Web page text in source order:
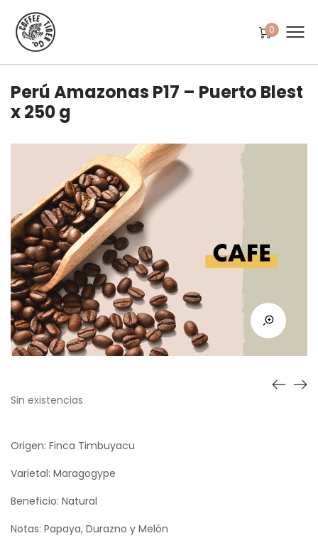
0
Perú Amazonas P17 – Puerto Blest
x 250 g
Sin existencias
Origen: Finca Timbuyacu
Varietal: Maragogype
Beneficio: Natural
Notas: Papaya, Durazno y Melón